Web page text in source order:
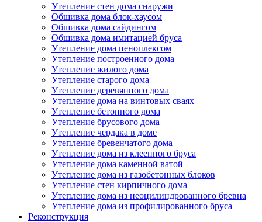
Утепление стен дома снаружи
Обшивка дома блок-хаусом
Обшивка дома сайдингом
Обшивка дома имитацией бруса
Утепление дома пеноплексом
Утепление построенного дома
Утепление жилого дома
Утепление старого дома
Утепление деревянного дома
Утепление дома на винтовых сваях
Утепление бетонного дома
Утепление брусового дома
Утепление чердака в доме
Утепление бревенчатого дома
Утепление дома из клеенного бруса
Утепление дома каменной ватой
Утепление дома из газобетонных блоков
Утепление стен кирпичного дома
Утепление дома из неоцилиндрованного бревна
Утепление дома из профилированного бруса
Реконструкция